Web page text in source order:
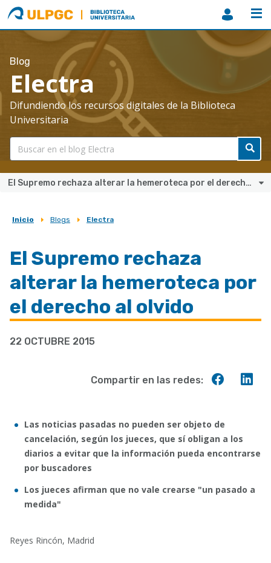
ULPGC
Biblioteca
ULPGC
Blog
Electra
Difundiendo los recursos digitales de la Biblioteca
Universitaria
El Supremo rechaza alterar la hemeroteca por el derecho al olvido
Sobrescribir
de
ayuda
a
la
navegación
Inicio Blogs Electra
El Supremo rechaza
alterar la hemeroteca por
el derecho al olvido
22 OCTUBRE 2015
Compartir en las redes:
Las noticias pasadas no pueden ser objeto de
cancelación, según los jueces, que sí obligan a los
diarios a evitar que la información pueda encontrarse
por buscadores
Los jueces afirman que no vale crearse "un pasado a
medida"
Reyes Rincón, Madrid